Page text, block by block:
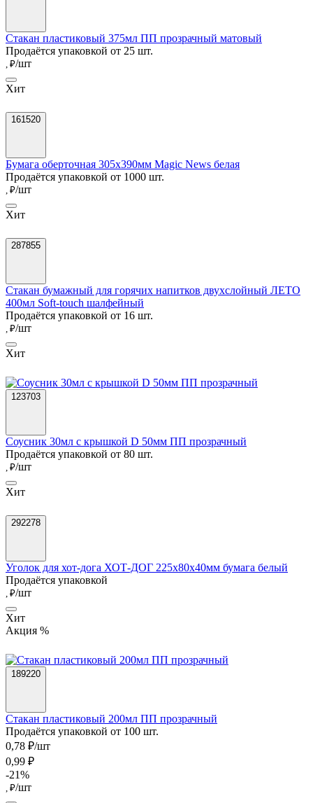
Стакан пластиковый 375мл ПП прозрачный матовый
Продаётся упаковкой от 25 шт.
, ₽/шт
Хит
161520
Бумага оберточная 305х390мм Magic News белая
Продаётся упаковкой от 1000 шт.
, ₽/шт
Хит
287855
Стакан бумажный для горячих напитков двухслойный ЛЕТО
400мл Soft-touch шалфейный
Продаётся упаковкой от 16 шт.
, ₽/шт
Хит
123703
Соусник 30мл с крышкой D 50мм ПП прозрачный
Продаётся упаковкой от 80 шт.
, ₽/шт
Хит
292278
Уголок для хот-дога ХОТ-ДОГ 225х80х40мм бумага белый
Продаётся упаковкой
, ₽/шт
Хит
Акция %
189220
Стакан пластиковый 200мл ПП прозрачный
Продаётся упаковкой от 100 шт.
0,78 ₽/шт
0,99 ₽
-21%
, ₽/шт